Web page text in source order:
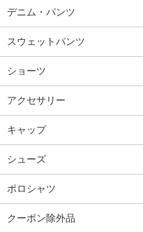
デニム・パンツ
スウェットパンツ
ショーツ
アクセサリー
キャップ
シューズ
ポロシャツ
クーポン除外品